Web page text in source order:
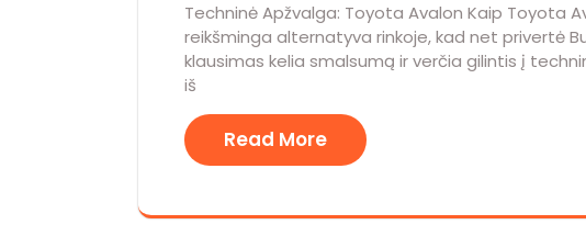
Techninė Apžvalga: Toyota Avalon Kaip Toyota
reikšminga alternatyva rinkoje, kad net privertė
klausimas kelia smalsumą ir verčia gilintis į
iš
Read More